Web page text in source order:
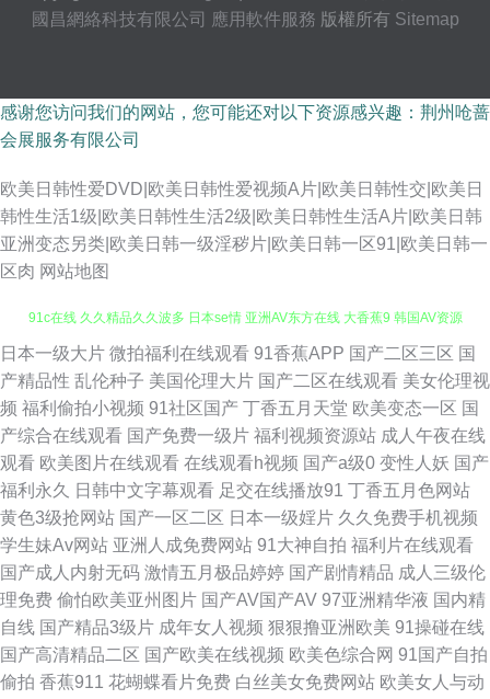
國昌網絡科技有限公司
應用軟件服務 版權所有 Sitemap
感谢您访问我们的网站，您可能还对以下资源感兴趣：荆州呛蔷
会展服务有限公司
欧美日韩性爱DVD|欧美日韩性爱视频A片|欧美日韩性交|欧美日
韩性生活1级|欧美日韩性生活2级|欧美日韩性生活A片|欧美日韩
亚洲变态另类|欧美日韩一级淫秽片|欧美日韩一区91|欧美日韩一
区肉 网站地图
青青操逼 wwwcom黄色 日本欧美国产综合 午夜福利偷拍在线 在线看免费91
91c在线 久久精品久久波多 日本se情 亚洲AV东方在线 大香蕉9 韩国AV资源
导航 欧美城a 视频在线第91页 亚洲区bt国产 最新网址av 精品视频 日本黄色
网页 91人妻字幕 超碰91在线 高清肏屄宅女 极品人人 久草欧美在线 欧美日
韩123 日韩无码四区 微拍福利92 亚洲福利网 www人人色 欧美在线A√ 午夜
伦理片AV 一本到道 宅男宅女AV在线 AV线上 AV性爱社区 国产黄色成人在线
丝袜av导航 91影视网卡颜 国语精品在线久久 久久伊人一区网 日本中文字幕
日本一级大片 微拍福利在线观看 91香蕉APP 国产二区三区 国
产精品性 乱伦种子 美国伦理大片 国产二区在线观看 美女伦理视
频 福利偷拍小视频 91社区国产 丁香五月天堂 欧美变态一区 国
产综合在线观看 国产免费一级片 福利视频资源站 成人午夜在线
观看 欧美图片在线观看 在线观看h视频 国产a级0 变性人妖 国产
福利永久
日韩中文字幕观看 足交在线播放91 丁香五月色网站
黄色3级抢网站 国产一区二区 日本一级婬片 久久免费手机视频
学生妹Av网站 亚洲人成免费网站 91大神自拍 福利片在线观看
国产成人内射无码 激情五月极品婷婷 国产剧情精品 成人三级伦
理免费 偷怕欧美亚州图片 国产AV国产AV 97亚洲精华液 国内精
自线 国产精品3级片 成年女人视频 狠狠撸亚洲欧美 91操碰在线
国产高清精品二区 国产欧美在线视频 欧美色综合网 91国产自拍
偷拍 香蕉911 花蝴蝶看片免费 白丝美女免费网站 欧美女人与动